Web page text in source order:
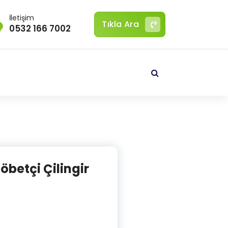
İletişim
0532 166 7002 Tıkla Ara
Çilingir